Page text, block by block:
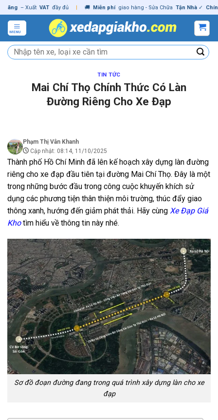
Skip
to
content
– Xuất VAT đầy đủ | 🚚 Miễn phí giao hàng - Sửa Chữa Tận Nhà ✓ Chính
MENU
Tìm
kiếm:
TIN TỨC
Mai Chí Thọ Chính Thức Có Làn
Đường Riêng Cho Xe Đạp
Phạm Thị Vân Khanh
Cập nhật: 08:14, 11/10/2025
Thành phố Hồ Chí Minh đã lên kế hoạch xây dựng làn đường
riêng cho xe đạp đầu tiên tại đường Mai Chí Thọ. Đây là một
trong những bước đầu trong công cuộc khuyến khích sử
dụng các phương tiện thân thiện môi trường, thúc đẩy giao
thông xanh, hướng đến giảm phát thải. Hãy cùng Xe Đạp Giá
Khotìm hiểu về thông tin này nhé.
Sơ đồ đoạn đường đang trong quá trình xây dựng làn cho xe
đạp